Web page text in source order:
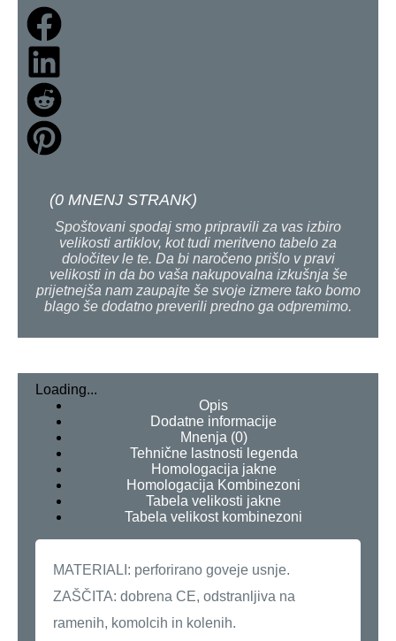
(0 MNENJ STRANK)
Spoštovani spodaj smo pripravili za vas izbiro
velikosti artiklov, kot tudi meritveno tabelo za
določitev le te. Da bi naročeno prišlo v pravi
velikosti in da bo vaša nakupovalna izkušnja še
prijetnejša nam zaupajte še svoje izmere tako bomo
blago še dodatno preverili predno ga odpremimo.
Loading...
Opis
Dodatne informacije
Mnenja (0)
Tehnične lastnosti legenda
Homologacija jakne
Homologacija Kombinezoni
Tabela velikosti jakne
Tabela velikost kombinezoni
MATERIALI: perforirano goveje usnje.
ZAŠČITA: dobrena CE, odstranljiva na
ramenih, komolcih in kolenih.